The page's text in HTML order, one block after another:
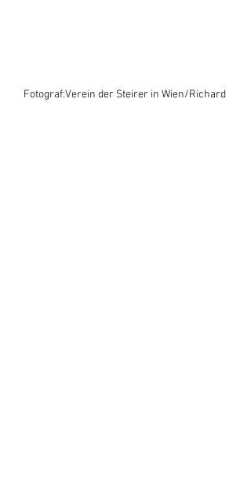
Fotograf:Verein der Steirer in Wien/Richard